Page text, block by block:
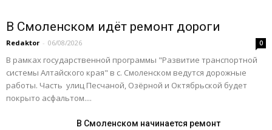
В Смоленском идёт ремонт дороги
Redaktor - 06/08/2026 0
В рамках государственной программы "Развитие транспортной
системы Алтайского края" в с. Смоленском ведутся дорожные
работы. Часть улиц Песчаной, Озёрной и Октябрьской будет
покрыто асфальтом....
В Смоленском начинается ремонт